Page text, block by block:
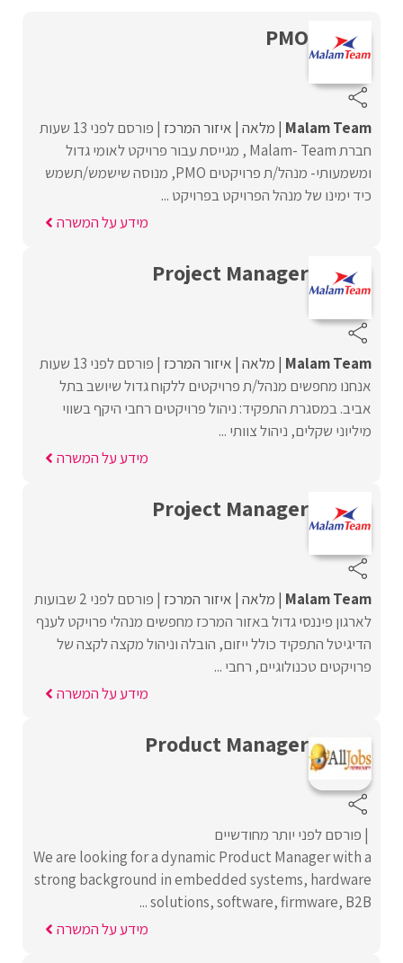
PMO
Malam Team מלאה איזור המרכז פורסם לפני 13 שעות
חברת Malam- Team , מגייסת עבור פרויקט לאומי גדול
ומשמעותי- מנהל/ת פרויקטים PMO, מנוסה שישמש/תשמש
כיד ימינו של מנהל הפרויקט בפרויקט ...
מידע על המשרה
Project Manager
Malam Team מלאה איזור המרכז פורסם לפני 13 שעות
אנחנו מחפשים מנהל/ת פרויקטים ללקוח גדול שיושב בתל
אביב. במסגרת התפקיד: ניהול פרויקטים רחבי היקף בשווי
מיליוני שקלים, ניהול צוותי ...
מידע על המשרה
Project Manager
Malam Team מלאה איזור המרכז פורסם לפני 2 שבועות
לארגון פיננסי גדול באזור המרכז מחפשים מנהלי פרויקט לענף
הדיגיטל התפקיד כולל ייזום, הובלה וניהול מקצה לקצה של
פרויקטים טכנולוגיים, רחבי ...
מידע על המשרה
Product Manager
פורסם לפני יותר מחודשיים
We are looking for a dynamic Product Manager with a
strong background in embedded systems, hardware
solutions, software, firmware, B2B ...
מידע על המשרה